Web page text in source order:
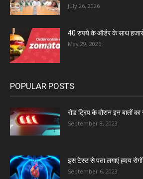
July 26, 2026
40 रुपये के ऑर्डर के साथ हजारों
May 29, 2026
POPULAR POSTS
रोड ट्रिप के दौरान इन बातों
September 8, 2023
इस टेस्ट से पता लगाएं ह्दय
September 6, 2023